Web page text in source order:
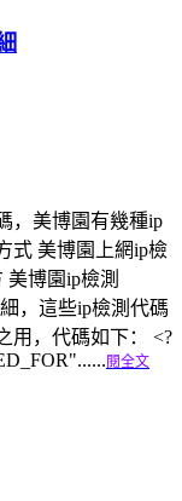
，美博園有幾種ip
式 美博園上網ip檢
博園ip檢測
，這些ip檢測代碼
用，代碼如下： <?
閱全文